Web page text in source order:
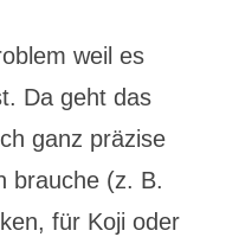
weil es
Da geht das
ganz präzise
brauche (z. B.
für Koji oder